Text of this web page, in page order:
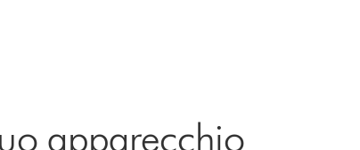
apparecchio